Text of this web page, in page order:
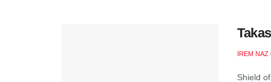
İREM NAZ
Shield